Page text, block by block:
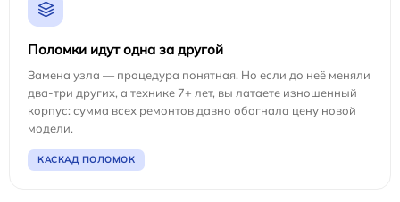
Поломки идут одна за другой
Замена узла — процедура понятная. Но если до неё меняли
два-три других, а технике 7+ лет, вы латаете изношенный
корпус: сумма всех ремонтов давно обогнала цену новой
модели.
КАСКАД ПОЛОМОК